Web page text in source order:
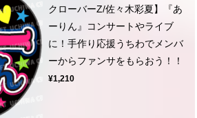
クローバーZ/佐々木彩夏】『あ
ーりん』コンサートやライブ
に！手作り応援うちわでメンバ
ーからファンサをもらおう！！
¥1,210